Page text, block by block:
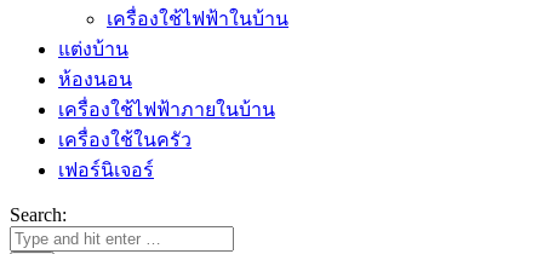
เครื่องใช้ไฟฟ้าในบ้าน
แต่งบ้าน
ห้องนอน
เครื่องใช้ไฟฟ้าภายในบ้าน
เครื่องใช้ในครัว
เฟอร์นิเจอร์
Search: